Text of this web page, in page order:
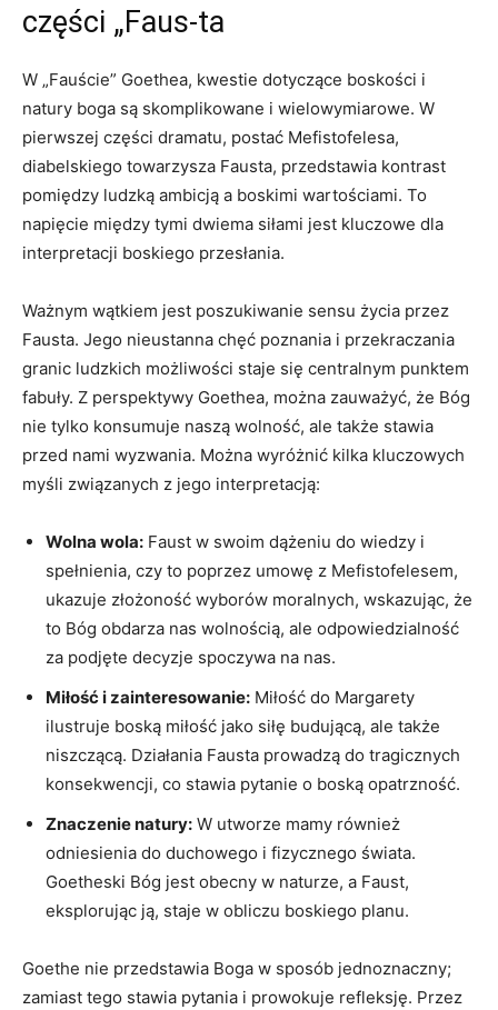
części „Faus-ta
W „Fauście” Goethea, kwestie dotyczące boskości i
natury boga są skomplikowane i wielowymiarowe. W
pierwszej części dramatu, postać Mefistofelesa,
diabelskiego towarzysza Fausta, przedstawia kontrast
pomiędzy ludzką ambicją a boskimi wartościami. To
napięcie między tymi dwiema siłami jest kluczowe dla
interpretacji boskiego przesłania.
Ważnym wątkiem jest poszukiwanie sensu życia przez
Fausta. Jego nieustanna chęć poznania i przekraczania
granic ludzkich możliwości staje się centralnym punktem
fabuły. Z perspektywy Goethea, można zauważyć, że Bóg
nie tylko konsumuje naszą wolność, ale także stawia
przed nami wyzwania. Można wyróżnić kilka kluczowych
myśli związanych z jego interpretacją:
Wolna wola: Faust w swoim dążeniu do wiedzy i
spełnienia, czy to poprzez umowę z Mefistofelesem,
ukazuje złożoność wyborów moralnych, wskazując, że
to Bóg obdarza nas wolnością, ale odpowiedzialność
za podjęte decyzje spoczywa na nas.
Miłość i zainteresowanie: Miłość do Margarety
ilustruje boską miłość jako siłę budującą, ale także
niszczącą. Działania Fausta prowadzą do tragicznych
konsekwencji, co stawia pytanie o boską opatrzność.
Znaczenie natury: W utworze mamy również
odniesienia do duchowego i fizycznego świata.
Goetheski Bóg jest obecny w naturze, a Faust,
eksplorując ją, staje w obliczu boskiego planu.
Goethe nie przedstawia Boga w sposób jednoznaczny;
zamiast tego stawia pytania i prowokuje refleksję. Przez